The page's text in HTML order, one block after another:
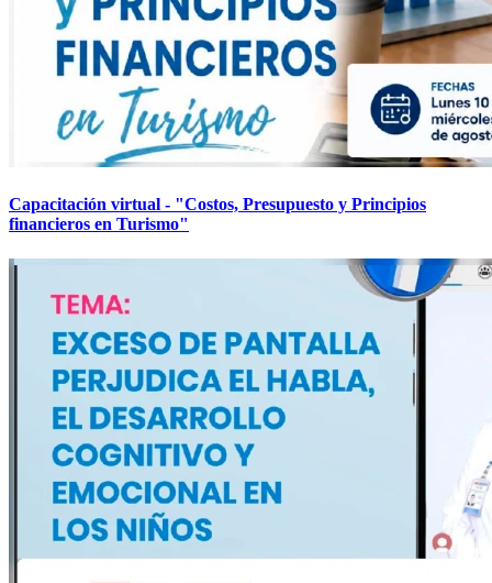
Capacitación virtual - "Costos, Presupuesto y Principios
financieros en Turismo"